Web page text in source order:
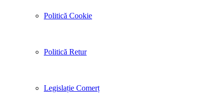
Politică Cookie
Politică Retur
Legislație Comerț